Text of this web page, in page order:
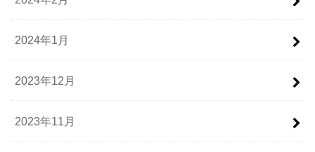
2024年1月
2023年12月
2023年11月